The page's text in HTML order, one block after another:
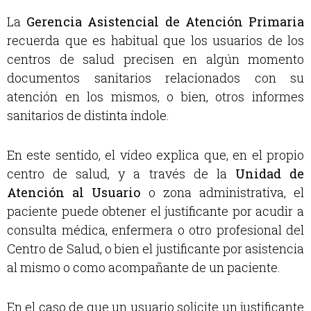
La Gerencia Asistencial de Atención Primaria
recuerda que es habitual que los usuarios de los
centros de salud precisen en algún momento
documentos sanitarios relacionados con su
atención en los mismos, o bien, otros informes
sanitarios de distinta índole.
En este sentido, el vídeo explica que, en el propio
centro de salud, y a través de la Unidad de
Atención al Usuario o zona administrativa, el
paciente puede obtener el justificante por acudir a
consulta médica, enfermera o otro profesional del
Centro de Salud, o bien el justificante por asistencia
al mismo o como acompañante de un paciente.
En el caso de que un usuario solicite un justificante